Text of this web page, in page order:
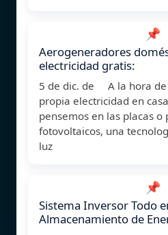
📌
Aerogeneradores
electricidad gratis:
5 de dic. de A la hora de
propia electricidad en
pensemos en las placas o
fotovoltaicos, una
luz
📌
Sistema Inversor Todo
Almacenamiento de